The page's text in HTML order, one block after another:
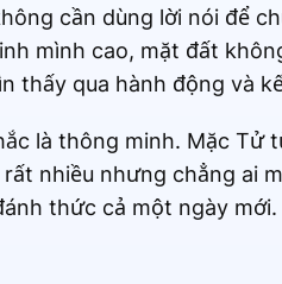
cần dùng lời nói để
mình cao, mặt đất
thấy qua hành động và
là thông minh. Mặc Tử
nhiều nhưng chẳng ai
thức cả một ngày